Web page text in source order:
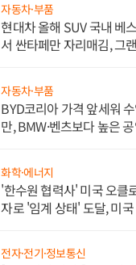
자동차·부품
현대차 올해 SUV 국내 베
서 싼타페만 자리매김, 그
자동차·부품
BYD코리아 가격 앞세워
만, BMW·벤츠보다 높은
화학·에너지
'한수원 협력사' 미국 오클
자로 '임계 상태' 도달, 미
전자·전기·정보통신